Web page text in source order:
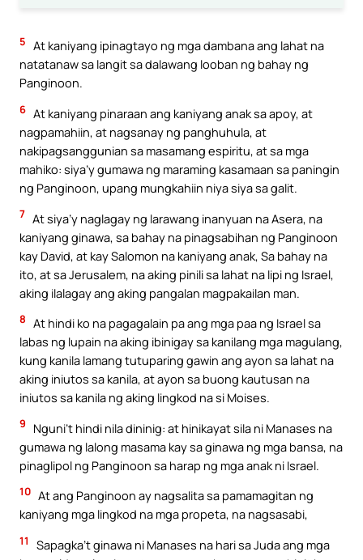
5 At kaniyang ipinagtayo ng mga dambana ang lahat na
natatanaw sa langit sa dalawang looban ng bahay ng
Panginoon.
6 At kaniyang pinaraan ang kaniyang anak sa apoy, at
nagpamahiin, at nagsanay ng panghuhula, at
nakipagsanggunian sa masamang espiritu, at sa mga
mahiko: siya’y gumawa ng maraming kasamaan sa paningin
ng Panginoon, upang mungkahiin niya siya sa galit.
7 At siya’y naglagay ng larawang inanyuan na Asera, na
kaniyang ginawa, sa bahay na pinagsabihan ng Panginoon
kay David, at kay Salomon na kaniyang anak, Sa bahay na
ito, at sa Jerusalem, na aking pinili sa lahat na lipi ng Israel,
aking ilalagay ang aking pangalan magpakailan man.
8 At hindi ko na pagagalain pa ang mga paa ng Israel sa
labas ng lupain na aking ibinigay sa kanilang mga magulang,
kung kanila lamang tutuparing gawin ang ayon sa lahat na
aking iniutos sa kanila, at ayon sa buong kautusan na
iniutos sa kanila ng aking lingkod na si Moises.
9
Nguni’t hindi nila dininig: at hinikayat sila ni Manases na
gumawa ng lalong masama kay sa ginawa ng mga bansa, na
pinaglipol ng Panginoon sa harap ng mga anak ni Israel.
10 At ang Panginoon ay nagsalita sa pamamagitan ng
kaniyang mga lingkod na mga propeta, na nagsasabi,
11
Sapagka’t ginawa ni Manases na hari sa Juda ang mga